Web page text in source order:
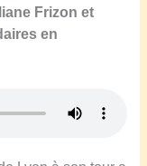
Frizon et
en